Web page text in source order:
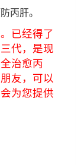
丙肝。
已经得了
代，是现
治愈丙
友，可以
为您提供